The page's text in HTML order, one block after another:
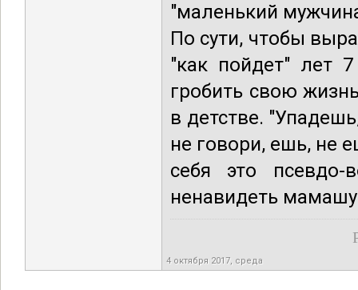
"маленький
По сути, чтобы
"как пойдет" лет
гробить свою
в детстве.
не говори, ешь, не
себя это псевдо-
ненавидеть мамашу
4 октября 2017, среда